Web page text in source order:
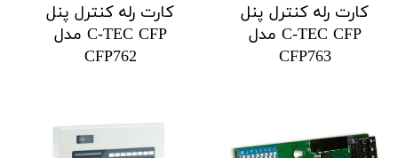
کارت رله کنترل پنل
C-TEC CFP مدل
CFP763
کارت رله کنترل پنل
C-TEC CFP مدل
CFP762